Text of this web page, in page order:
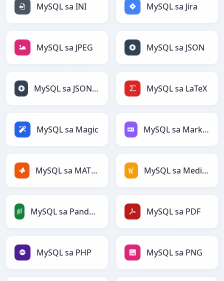
MySQL sa INI MySQL sa Jira
MySQL sa JPEG MySQL sa JSON
MySQL sa JSONLines MySQL sa LaTeX
MySQL sa Magic MySQL sa Markdown
MySQL sa MATLAB MySQL sa MediaWiki
MySQL sa PandasDataFrame MySQL sa PDF
MySQL sa PHP MySQL sa PNG